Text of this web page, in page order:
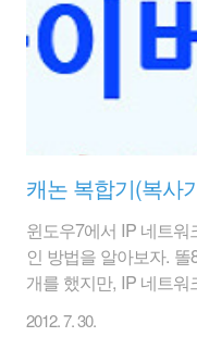
사용한다. 그래서 이
퓨터 상에서 바로 파악
윈도우7에서 IP 네트
인 방법을 알아보자.
개를 했지만, IP 네트
비슷하니까 크게 어려
2012. 7. 30.